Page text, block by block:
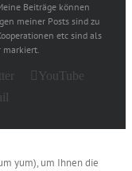
Beiträge können
meiner Posts sind zu
etc sind als
markiert.
YouTube
yum), um Ihnen die